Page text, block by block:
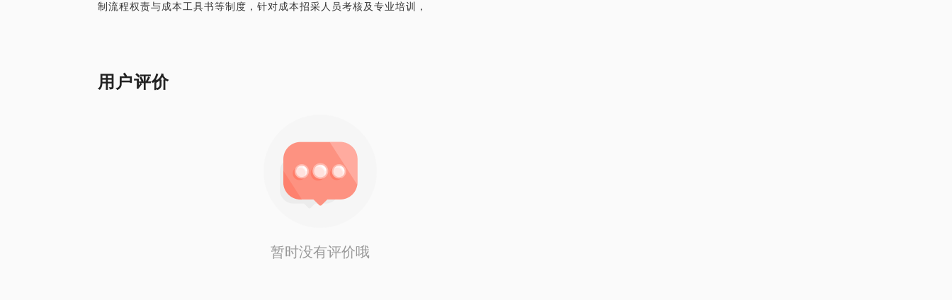
制流程权责与成本工具书等制度，针对成本招采人员考核及专业培训，
用户评价
暂时没有评价哦